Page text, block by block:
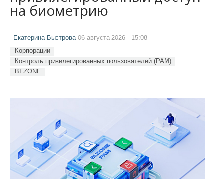
на биометрию
Екатерина Быстрова06 августа 2026 - 15:08
Корпорации
Контроль привилегированных пользователей (PAM)
BI.ZONE